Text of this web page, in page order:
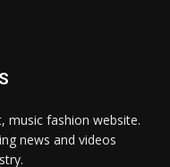
music fashion website.
news and videos